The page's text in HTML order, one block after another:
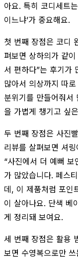
아요. 특히 코디세트
이느냐’가 중요해요.
첫 번째 장점은 코디
펴보면 상하의가 같
서 편하다”는 후기가
많아서 의상까지 따
분위기를 만들어줘서
을 가볍게 챙기고 싶
두 번째 장점은 사진
리뷰를 살펴보면 셔
“사진에서 더 예뻐 보
가 많았습니다. 페스
데, 이 제품처럼 포인
이 살아나요. 단색 베
게 정리돼 보여요.
세 번째 장점은 활용
보면 수영복으로만